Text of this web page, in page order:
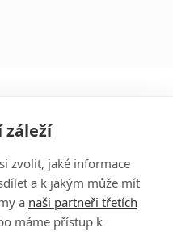
záleží
zvolit, jaké informace
a k jakým může mít
a naši partneři třetích
máme přístup k